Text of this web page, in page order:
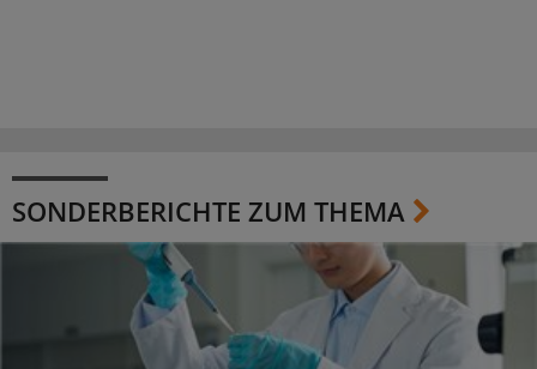
SONDERBERICHTE ZUM THEMA